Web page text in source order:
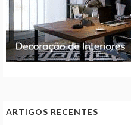
ARTIGOS RECENTES